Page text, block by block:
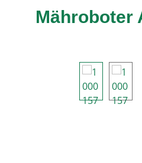
Mähroboter
Bildergalerie überspringen